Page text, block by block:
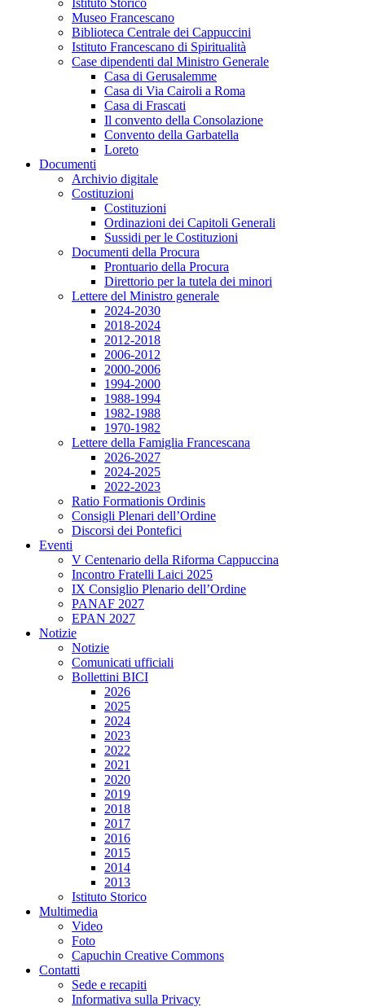
Istituto Storico
Museo Francescano
Biblioteca Centrale dei Cappuccini
Istituto Francescano di Spiritualità
Case dipendenti dal Ministro Generale
Casa di Gerusalemme
Casa di Via Cairoli a Roma
Casa di Frascati
Il convento della Consolazione
Convento della Garbatella
Loreto
Documenti
Archivio digitale
Costituzioni
Costituzioni
Ordinazioni dei Capitoli Generali
Sussidi per le Costituzioni
Documenti della Procura
Prontuario della Procura
Direttorio per la tutela dei minori
Lettere del Ministro generale
2024-2030
2018-2024
2012-2018
2006-2012
2000-2006
1994-2000
1988-1994
1982-1988
1970-1982
Lettere della Famiglia Francescana
2026-2027
2024-2025
2022-2023
Ratio Formationis Ordinis
Consigli Plenari dell’Ordine
Discorsi dei Pontefici
Eventi
V Centenario della Riforma Cappuccina
Incontro Fratelli Laici 2025
IX Consiglio Plenario dell’Ordine
PANAF 2027
EPAN 2027
Notizie
Notizie
Comunicati ufficiali
Bollettini BICI
2026
2025
2024
2023
2022
2021
2020
2019
2018
2017
2016
2015
2014
2013
Istituto Storico
Multimedia
Video
Foto
Capuchin Creative Commons
Contatti
Sede e recapiti
Informativa sulla Privacy